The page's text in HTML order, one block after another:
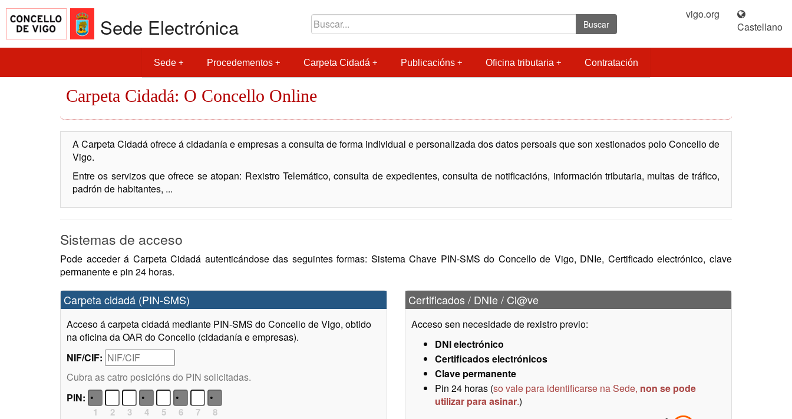
Sede Electrónica Buscar
vigo.org
Castellano
Sede Procedementos Carpeta Cidadá Publicacións Oficina tributaria Contratación
Carpeta Cidadá: O Concello Online
A Carpeta Cidadá ofrece á cidadanía e empresas a consulta de forma individual e personalizada dos datos persoais que son xestionados polo Concello de
Vigo.
Entre os servizos que ofrece se atopan: Rexistro Telemático, consulta de expedientes, consulta de notificacións, información tributaria, multas de tráfico,
padrón de habitantes, ...
Sistemas de acceso
Pode acceder á Carpeta Cidadá autenticándose das seguintes formas: Sistema Chave PIN-SMS do Concello de Vigo, DNIe, Certificado electrónico, clave
permanente e pin 24 horas.
Carpeta cidadá (PIN-SMS)
Acceso á carpeta cidadá mediante PIN-SMS do Concello de Vigo, obtido
na oficina da OAR do Concello (cidadanía e empresas).
NIF/CIF:
Cubra as catro posicións do PIN solicitadas.
PIN:
1 2 3 4 5 6 7 8
Certificados / DNIe / Cl@ve
Acceso sen necesidade de rexistro previo:
DNI electrónico
Certificados electrónicos
Clave permanente
Pin 24 horas (so vale para identificarse na Sede, non se pode
utilizar para asinar.)